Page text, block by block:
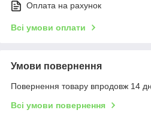
Оплата на рахунок
Всі умови оплати
Умови повернення
Повернення товару впродовж 14
Всі умови повернення